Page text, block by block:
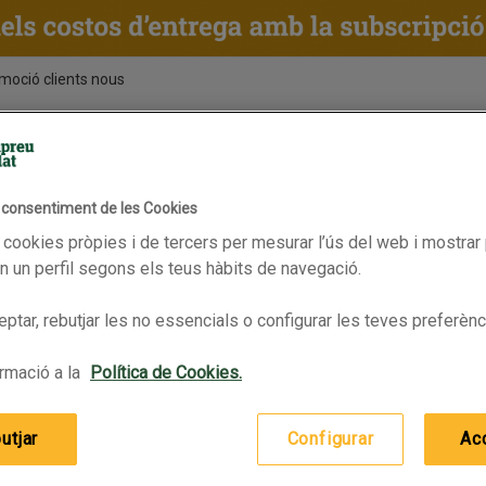
clients nous
fins 28/07/2025
de les Cookies
pròpies i de tercers per mesurar l’ús del web i
un perfil segons els teus hàbits de navegació.
rebutjar les no essencials o configurar les teves
a la Política de Cookies.
Configurar